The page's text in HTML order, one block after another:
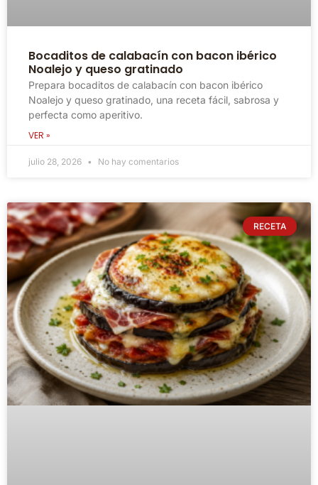
Bocaditos de calabacín con bacon ibérico
Noalejo y queso gratinado
Prepara bocaditos de calabacín con bacon ibérico
Noalejo y queso gratinado, una receta fácil, sabrosa y
perfecta como aperitivo.
VER »
julio 28, 2026 No hay comentarios
RECETA